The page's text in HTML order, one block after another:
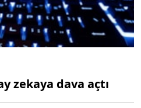
zekaya dava açtı